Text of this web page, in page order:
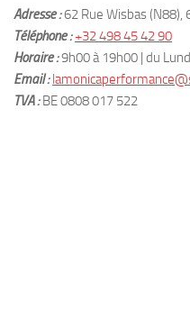
Adresse :62 Rue Wisbas (N88),
Téléphone :+32 498 45 42 90
Horaire :9h00 à 19h00 | du
Email :
TVA :BE 0808 017 522